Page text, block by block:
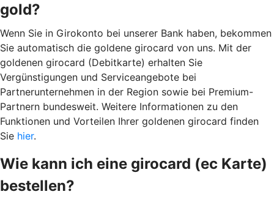
gold?
Wenn Sie in Girokonto bei unserer Bank haben, bekommen
Sie automatisch die goldene girocard von uns. Mit der
goldenen girocard (Debitkarte) erhalten Sie
Vergünstigungen und Serviceangebote bei
Partnerunternehmen in der Region sowie bei Premium-
Partnern bundesweit. Weitere Informationen zu den
Funktionen und Vorteilen Ihrer goldenen girocard finden
Sie hier.
Wie kann ich eine girocard (ec Karte)
bestellen?